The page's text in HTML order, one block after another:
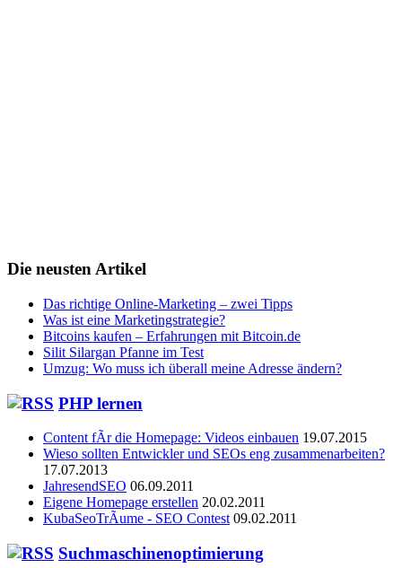
Die neusten Artikel
Das richtige Online-Marketing – zwei Tipps
Was ist eine Marketingstrategie?
Bitcoins kaufen – Erfahrungen mit Bitcoin.de
Silit Silargan Pfanne im Test
Umzug: Wo muss ich überall meine Adresse ändern?
PHP lernen
Content fÃr die Homepage: Videos einbauen 19.07.2015
Wieso sollten Entwickler und SEOs eng zusammenarbeiten?
17.07.2013
JahresendSEO 06.09.2011
Eigene Homepage erstellen 20.02.2011
KubaSeoTrÃume - SEO Contest 09.02.2011
Suchmaschinenoptimierung